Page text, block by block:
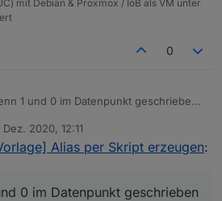
mit Debian & Proxmox / IoB als VM unter
0
1 und 0 im Datenpunkt geschrieben
mal auf den Schraubenschlüssel
und guck unter influx nach, was da
das loggen (Number) wieder
Dez. 2020, 12:11
Alias per Skript erzeugen:
0 im Datenpunkt geschrieben